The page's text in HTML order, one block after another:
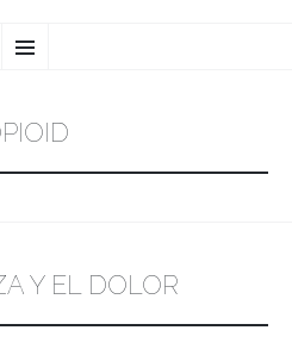
Menu
TO
Y EL DOLOR